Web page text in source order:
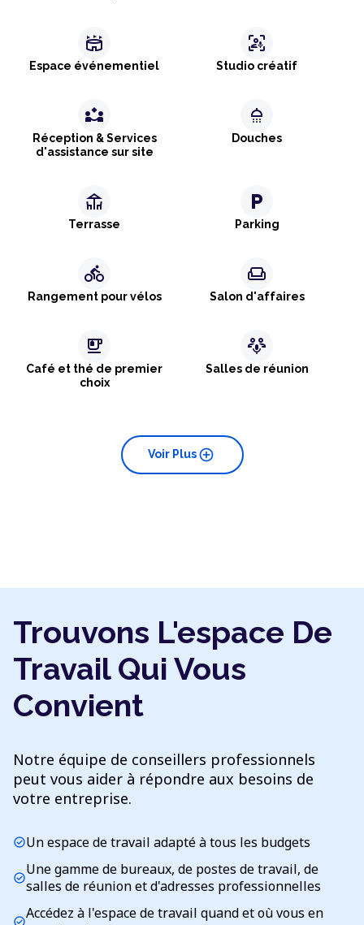
stadium
Espace événementiel
frame_person_mic
Studio créatif
partner_exchange
Réception & Services
d'assistance sur site
shower
Douches
deck
Terrasse
local_parking
Parking
directions_bike
Rangement pour vélos
weekend
Salon d'affaires
emoji_food_beverage
Café et thé de premier
choix
adaptive_audio_mic
Salles de réunion
add_circle
Voir Plus
Trouvons L'espace De
Travail Qui Vous
Convient
Notre équipe de conseillers professionnels
peut vous aider à répondre aux besoins de
votre entreprise.
check_circleUn espace de travail adapté à tous les budgets
check_circleUne gamme de bureaux, de postes de travail, de
salles de réunion et d'adresses professionnelles
check_circleAccédez à l'espace de travail quand et où vous en